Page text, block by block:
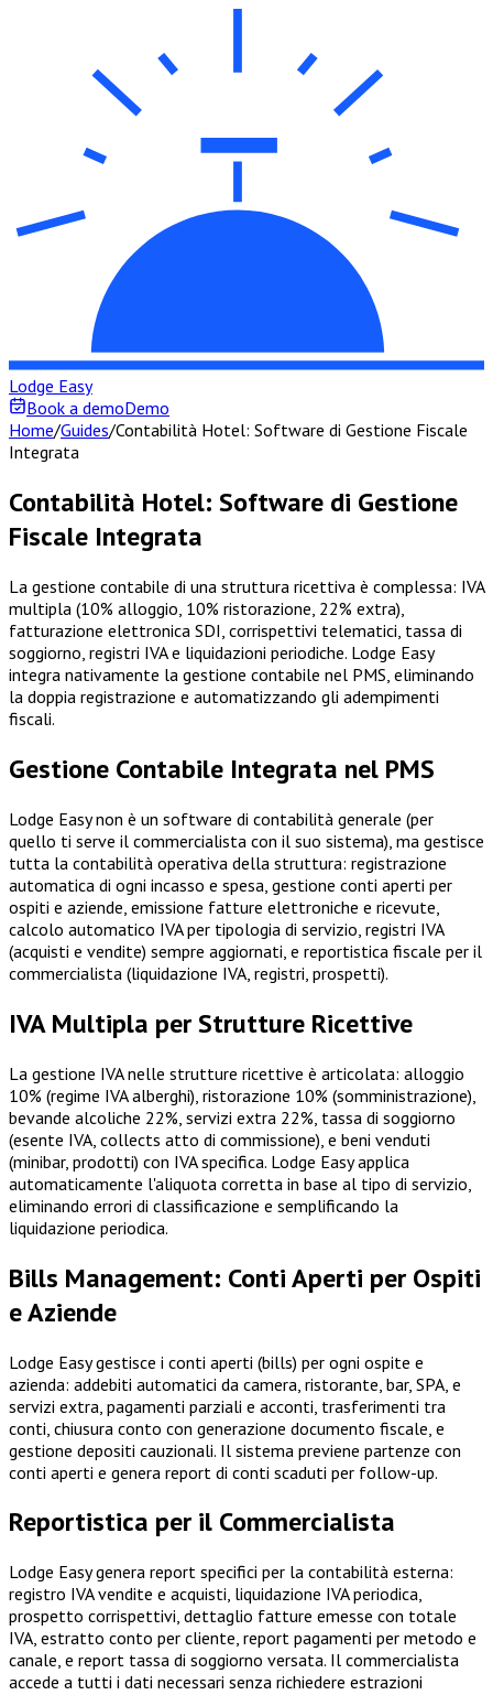
Lodge Easy
Book a demoDemo
Home/Guides/Contabilità Hotel: Software di Gestione Fiscale
Integrata
Contabilità Hotel: Software di Gestione
Fiscale Integrata
La gestione contabile di una struttura ricettiva è complessa: IVA
multipla (10% alloggio, 10% ristorazione, 22% extra),
fatturazione elettronica SDI, corrispettivi telematici, tassa di
soggiorno, registri IVA e liquidazioni periodiche. Lodge Easy
integra nativamente la gestione contabile nel PMS, eliminando
la doppia registrazione e automatizzando gli adempimenti
fiscali.
Gestione Contabile Integrata nel PMS
Lodge Easy non è un software di contabilità generale (per
quello ti serve il commercialista con il suo sistema), ma gestisce
tutta la contabilità operativa della struttura: registrazione
automatica di ogni incasso e spesa, gestione conti aperti per
ospiti e aziende, emissione fatture elettroniche e ricevute,
calcolo automatico IVA per tipologia di servizio, registri IVA
(acquisti e vendite) sempre aggiornati, e reportistica fiscale per il
commercialista (liquidazione IVA, registri, prospetti).
IVA Multipla per Strutture Ricettive
La gestione IVA nelle strutture ricettive è articolata: alloggio
10% (regime IVA alberghi), ristorazione 10% (somministrazione),
bevande alcoliche 22%, servizi extra 22%, tassa di soggiorno
(esente IVA, collects atto di commissione), e beni venduti
(minibar, prodotti) con IVA specifica. Lodge Easy applica
automaticamente l'aliquota corretta in base al tipo di servizio,
eliminando errori di classificazione e semplificando la
liquidazione periodica.
Bills Management: Conti Aperti per Ospiti
e Aziende
Lodge Easy gestisce i conti aperti (bills) per ogni ospite e
azienda: addebiti automatici da camera, ristorante, bar, SPA, e
servizi extra, pagamenti parziali e acconti, trasferimenti tra
conti, chiusura conto con generazione documento fiscale, e
gestione depositi cauzionali. Il sistema previene partenze con
conti aperti e genera report di conti scaduti per follow-up.
Reportistica per il Commercialista
Lodge Easy genera report specifici per la contabilità esterna:
registro IVA vendite e acquisti, liquidazione IVA periodica,
prospetto corrispettivi, dettaglio fatture emesse con totale
IVA, estratto conto per cliente, report pagamenti per metodo e
canale, e report tassa di soggiorno versata. Il commercialista
accede a tutti i dati necessari senza richiedere estrazioni